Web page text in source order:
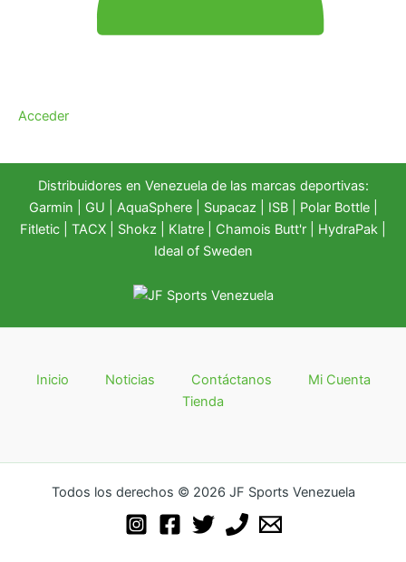
Acceder
Distribuidores en Venezuela de las marcas deportivas:
Garmin
GU AquaSphere| Supacaz | ISB | Polar Bottle|
Fitletic
TACX Shokz Klatre Chamois Butt'r HydraPak
Ideal of Sweden
Inicio Noticias Contáctanos
Mi Cuenta
Tienda
Todos los derechos © 2026 JF Sports Venezuela